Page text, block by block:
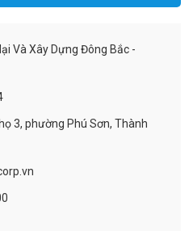
Và Xây Dựng Đông Bắc -
3, phường Phú Sơn, Thành